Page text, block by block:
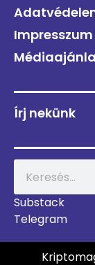
Impresszum
Írj nekünk
Substack
Telegram